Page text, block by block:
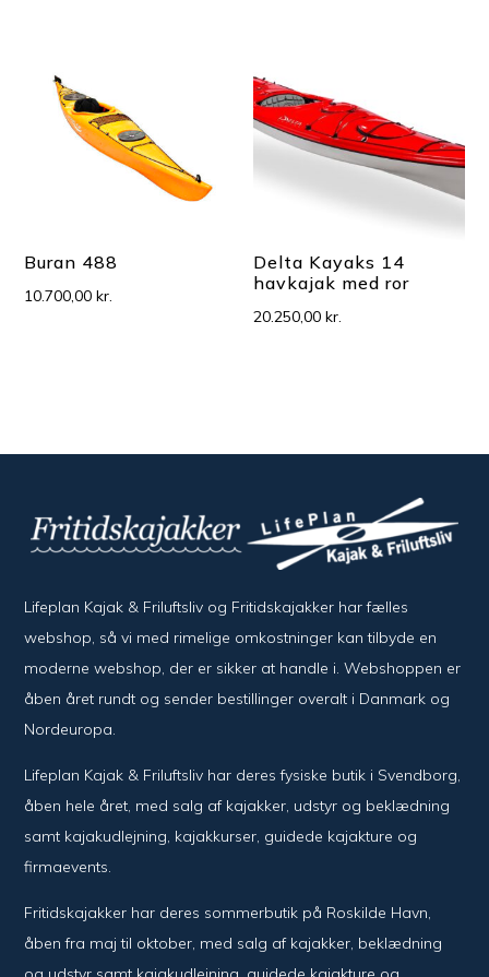
Buran 488
10.700,00kr.
Delta Kayaks 14
havkajak med ror
20.250,00kr.
Lifeplan Kajak & Friluftsliv og Fritidskajakker har fælles
webshop, så vi med rimelige omkostninger kan tilbyde en
moderne webshop, der er sikker at handle i. Webshoppen er
åben året rundt og sender bestillinger overalt i Danmark og
Nordeuropa.
Lifeplan Kajak & Friluftsliv har deres fysiske butik i Svendborg,
åben hele året, med salg af kajakker, udstyr og beklædning
samt kajakudlejning, kajakkurser, guidede kajakture og
firmaevents.
Fritidskajakker har deres sommerbutik på Roskilde Havn,
åben fra maj til oktober, med salg af kajakker, beklædning